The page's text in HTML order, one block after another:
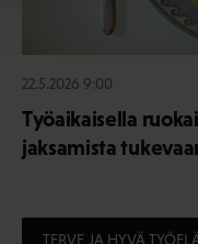
22.5.2026 9:00
Työaikaisella
jaksamista
TERVE JA HYVÄ